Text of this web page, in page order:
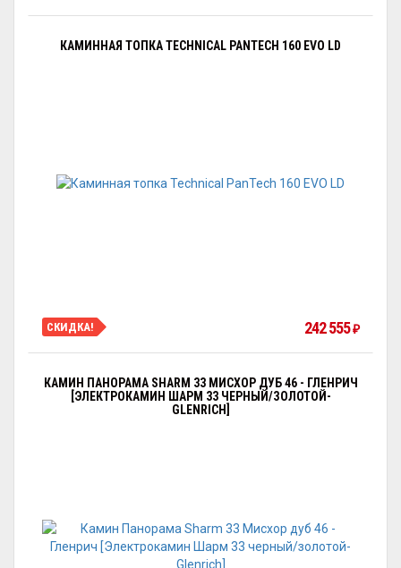
КАМИННАЯ ТОПКА TECHNICAL PANTECH 160 EVO LD
СКИДКА! 242 555₽
КАМИН ПАНОРАМА SHARM 33 МИСХОР ДУБ 46 - ГЛЕНРИЧ
[ЭЛЕКТРОКАМИН ШАРМ 33 ЧЕРНЫЙ/ЗОЛОТОЙ-
GLENRICH]